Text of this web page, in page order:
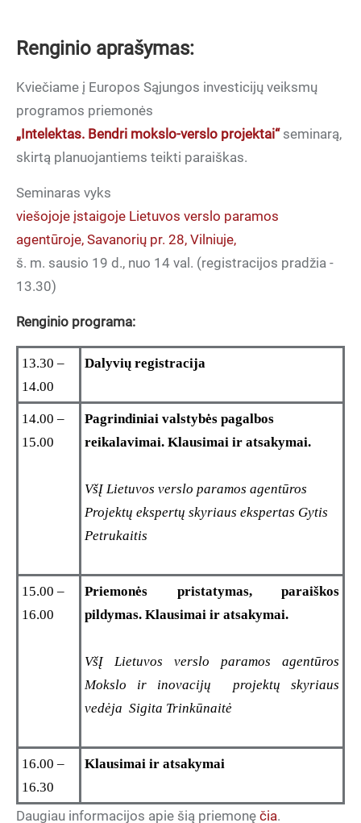
Renginio aprašymas:
Kviečiame į Europos Sąjungos investicijų veiksmų
programos priemonės
„Intelektas. Bendri mokslo-verslo projektai“seminarą,
skirtą planuojantiems teikti paraiškas.
Seminaras vyks
viešojoje įstaigoje Lietuvos verslo paramos
agentūroje, Savanorių pr. 28, Vilniuje,
š. m. sausio 19 d., nuo 14 val. (registracijos pradžia -
13.30)
Renginio programa:
13.30 –
14.00
Dalyvių registracija
14.00 –
15.00
Pagrindiniai valstybės pagalbos
reikalavimai. Klausimai ir atsakymai.
VšĮ Lietuvos verslo paramos agentūros
Projektų ekspertų skyriaus ekspertas Gytis
Petrukaitis
15.00 –
16.00
Priemonės pristatymas, paraiškos
pildymas. Klausimai ir atsakymai.
VšĮ Lietuvos verslo paramos agentūros
Mokslo ir inovacijų projektų skyriaus
vedėja Sigita Trinkūnaitė
16.00 –
16.30
Klausimai ir atsakymai
Daugiau informacijos apie šią priemonę čia.